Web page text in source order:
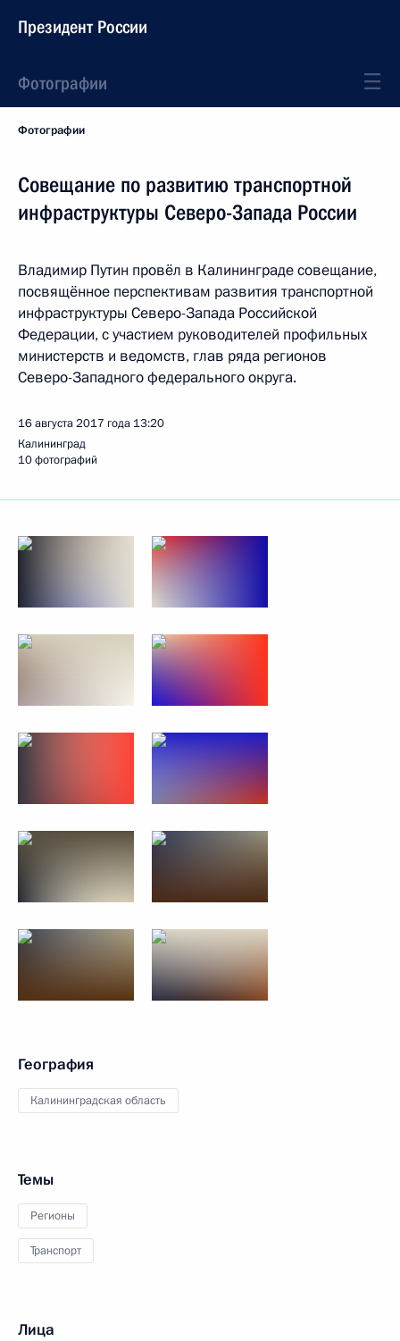
Президент России
Фотографии
Фотографии
Совещание по развитию транспортной
инфраструктуры Северо-Запада России
Владимир Путин провёл в Калининграде совещание,
посвящённое перспективам развития транспортной
инфраструктуры Северо-Запада Российской
Федерации, с участием руководителей профильных
министерств и ведомств, глав ряда регионов
Северо-Западного федерального округа.
16 августа 2017 года 13:20
Калининград
10 фотографий
География
Калининградская область
Темы
Регионы
Транспорт
Лица